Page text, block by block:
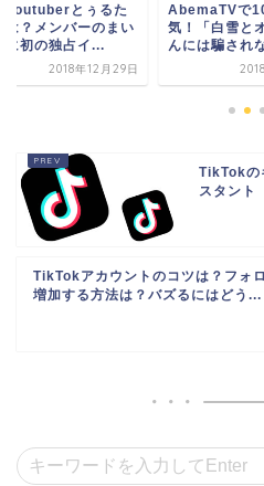
Youtuberとぅるた
は？メンバーのまい
に初の独占イ...
2018年12月29日
AbemaTVで
気！「白雪と
んには騙され
TikTokの
スタント
TikTokアカウントのコツは？フォ
増加する方法は？バズるにはどう...